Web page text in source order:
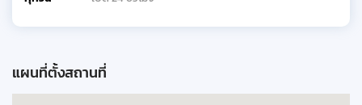
แผนที่ตั้งสถานที่